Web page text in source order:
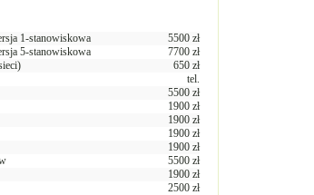
1-stanowiskowa
5500 zł
5-stanowiskowa
7700 zł
650 zł
tel.
5500 zł
1900 zł
1900 zł
1900 zł
1900 zł
5500 zł
1900 zł
2500 zł